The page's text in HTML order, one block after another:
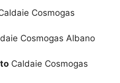
Cosmogas
Cosmogas Albano
Caldaie Cosmogas